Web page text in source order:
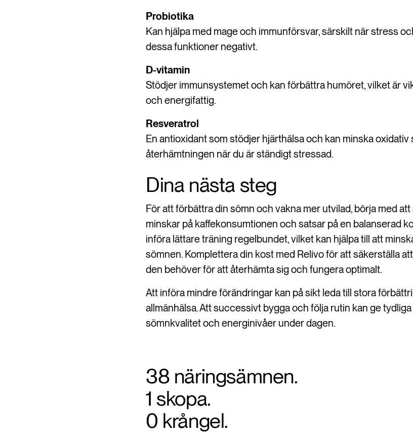
Probiotika
Kan hjälpa med mage och immunförsvar, särskilt när stress
dessa funktioner negativt.
D-vitamin
Stödjer immunsystemet och kan förbättra humöret, vilket är
och energifattig.
Resveratrol
En antioxidant som stödjer hjärthälsa och kan minska
återhämtningen när du är ständigt stressad.
Dina nästa steg
För att förbättra din sömn och vakna mer utvilad, börja med
minskar på kaffekonsumtionen och satsar på en balanserad
införa lättare träning regelbundet, vilket kan hjälpa till att
sömnen. Komplettera din kost med Relivo för att säkerställa
den behöver för att återhämta sig och fungera optimalt.
Att införa mindre förändringar kan på sikt leda till stora
allmänhälsa. Att successivt bygga och följa rutin kan ge
sömnkvalitet och energinivåer under dagen.
38 näringsämnen.
1 skopa.
0 krångel.